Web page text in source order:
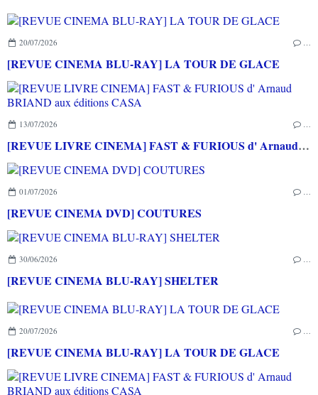
20/07/2026 …
[REVUE CINEMA BLU-RAY] LA TOUR DE GLACE
13/07/2026 …
[REVUE LIVRE CINEMA] FAST & FURIOUS d' Arnaud BRIAND aux éditions CASA
01/07/2026 …
[REVUE CINEMA DVD] COUTURES
30/06/2026 …
[REVUE CINEMA BLU-RAY] SHELTER
20/07/2026 …
[REVUE CINEMA BLU-RAY] LA TOUR DE GLACE